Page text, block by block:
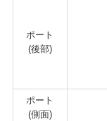
ポート
(後部)
ポート
(側面)